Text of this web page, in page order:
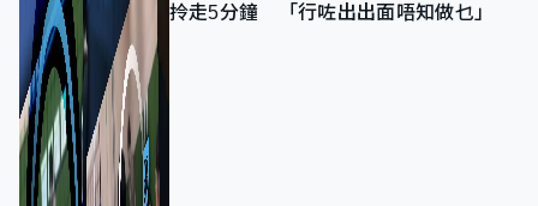
拎走5分鐘 「行咗出出面唔知做乜」